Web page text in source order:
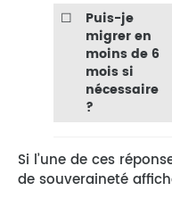
☐
Puis-je
migrer en
moins de 6
mois si
nécessaire
?
Si l’une de ces
de souveraineté